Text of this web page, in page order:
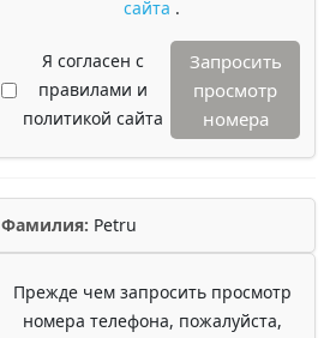
сайта .
Я согласен с
правилами и
политикой сайта
Запросить
просмотр
номера
Фамилия: Petru
Прежде чем запросить просмотр
номера телефона, пожалуйста,